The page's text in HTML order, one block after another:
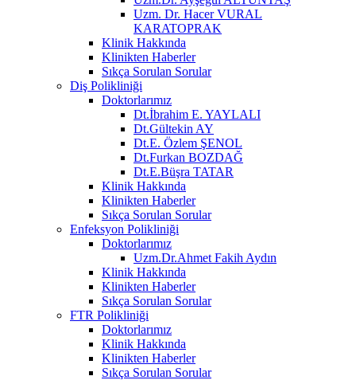
Uzm. Dr. Hacer VURAL
KARATOPRAK
Klinik Hakkında
Klinikten Haberler
Sıkça Sorulan Sorular
Diş Polikliniği
Doktorlarımız
Dt.İbrahim E. YAYLALI
Dt.Gültekin AY
Dt.E. Özlem ŞENOL
Dt.Furkan BOZDAĞ
Dt.E.Büşra TATAR
Klinik Hakkında
Klinikten Haberler
Sıkça Sorulan Sorular
Enfeksyon Polikliniği
Doktorlarımız
Uzm.Dr.Ahmet Fakih Aydın
Klinik Hakkında
Klinikten Haberler
Sıkça Sorulan Sorular
FTR Polikliniği
Doktorlarımız
Klinik Hakkında
Klinikten Haberler
Sıkça Sorulan Sorular